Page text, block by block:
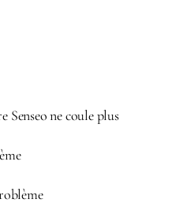
Senseo ne coule plus